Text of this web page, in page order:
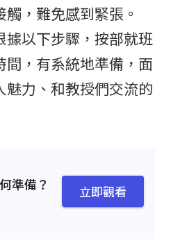
，難免感到緊張。
據以下步驟，按部就班
間，有系統地準備，面
魅力、和教授們交流的
準備？
立即觀看